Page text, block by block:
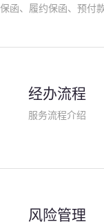
保函、履约保函、预付
任保险/自然灾害公众
版次保险、科技保险
招投标业务。随着业
专业、优质的保险经纪服
经办流程
服务流程介绍
风险管理